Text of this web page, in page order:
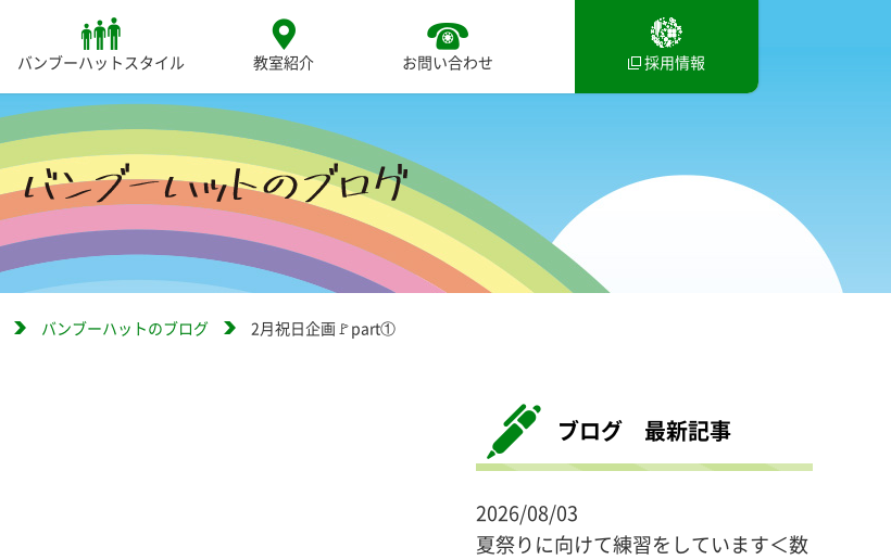
バンブーハットスタイル 教室紹介 お問い合わせ 採用情報
バンブーハットのブログ 2月祝日企画🚩part①
ブログ 最新記事
2026/08/03
夏祭りに向けて練習をしています＜数